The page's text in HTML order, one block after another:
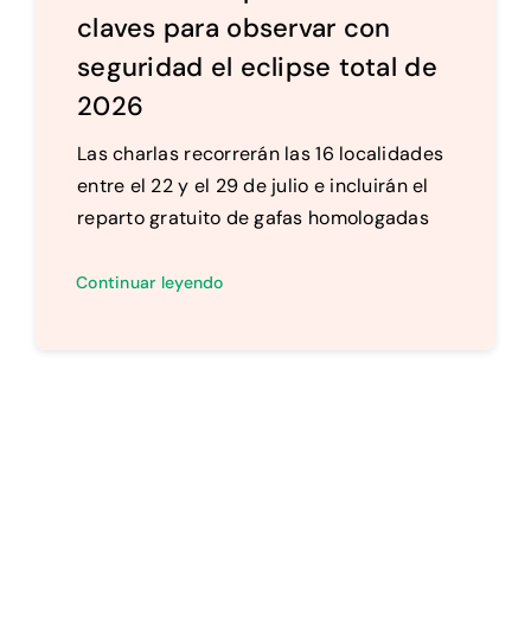
claves para observar con
seguridad el eclipse total de
2026
Las charlas recorrerán las 16 localidades
entre el 22 y el 29 de julio e incluirán el
reparto gratuito de gafas homologadas
Continuar leyendo